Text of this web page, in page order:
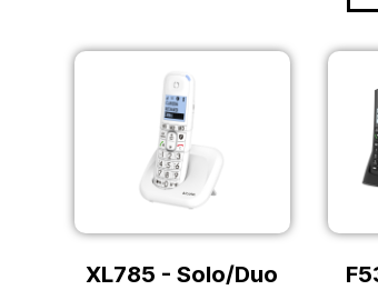
XL785 - Solo/Duo